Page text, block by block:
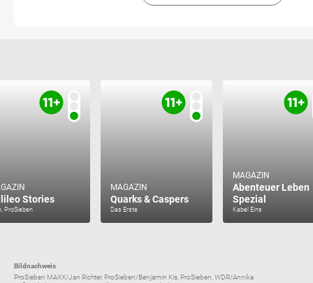
Stories
ProSieben
MAGAZIN
Quarks & Caspers
Das Erste
MAGAZIN
Abenteuer Leben
Spezial
Kabel Eins
Bildnachweis
ProSieben MAXX/Jan Richter, ProSieben/Benjamin Kis, ProSieben, WDR/Annika